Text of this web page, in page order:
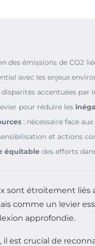
des émissions de CO2
avec les enjeux
disparités accentuées par
pour réduire les
: nécessaire face
et actions
équitable des efforts
sont étroitement liés
comme un levier
approfondie.
il est crucial de